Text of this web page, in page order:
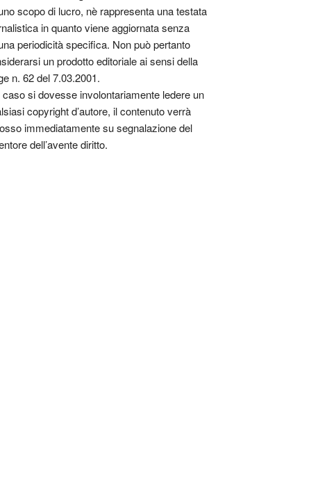
scopo di lucro, nè rappresenta una testata
in quanto viene aggiornata senza
periodicità specifica. Non può pertanto
un prodotto editoriale ai sensi della
n. 62 del 7.03.2001.
caso si dovesse involontariamente ledere un
copyright d’autore, il contenuto verrà
immediatamente su segnalazione del
dell’avente diritto.